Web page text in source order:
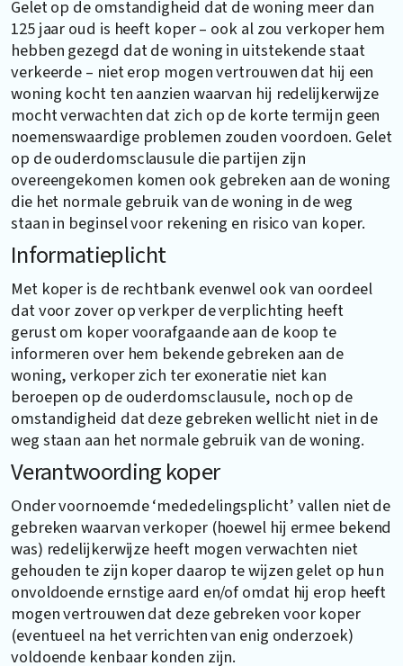
Gelet op de omstandigheid dat de woning meer dan
125 jaar oud is heeft koper – ook al zou verkoper hem
hebben gezegd dat de woning in uitstekende staat
verkeerde – niet erop mogen vertrouwen dat hij een
woning kocht ten aanzien waarvan hij redelijkerwijze
mocht verwachten dat zich op de korte termijn geen
noemenswaardige problemen zouden voordoen. Gelet
op de ouderdomsclausule die partijen zijn
overeengekomen komen ook gebreken aan de woning
die het normale gebruik van de woning in de weg
staan in beginsel voor rekening en risico van koper.
Informatieplicht
Met koper is de rechtbank evenwel ook van oordeel
dat voor zover op verkper de verplichting heeft
gerust om koper voorafgaande aan de koop te
informeren over hem bekende gebreken aan de
woning, verkoper zich ter exoneratie niet kan
beroepen op de ouderdomsclausule, noch op de
omstandigheid dat deze gebreken wellicht niet in de
weg staan aan het normale gebruik van de woning.
Verantwoording koper
Onder voornoemde ‘mededelingsplicht’ vallen niet de
gebreken waarvan verkoper (hoewel hij ermee bekend
was) redelijkerwijze heeft mogen verwachten niet
gehouden te zijn koper daarop te wijzen gelet op hun
onvoldoende ernstige aard en/of omdat hij erop heeft
mogen vertrouwen dat deze gebreken voor koper
(eventueel na het verrichten van enig onderzoek)
voldoende kenbaar konden zijn.